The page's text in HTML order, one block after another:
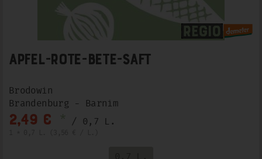
Apfel-Rote-Bete-Saft
Brodowin
Brandenburg - Barnim
2,49 € / 0,7 L.